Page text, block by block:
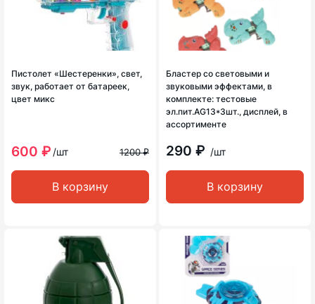
Пистолет «Шестеренки», свет,
звук, работает от батареек,
цвет микс
600 ₽ /шт 1200 ₽
В корзину
Бластер со световыми и
звуковыми эффектами, в
комплекте: тестовые
эл.пит.AG13*3шт., дисплей, в
ассортименте
290 ₽ /шт
В корзину